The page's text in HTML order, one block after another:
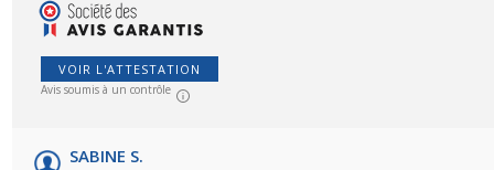
VOIR L'ATTESTATION
Avis soumis à un contrôle
SABINE S.